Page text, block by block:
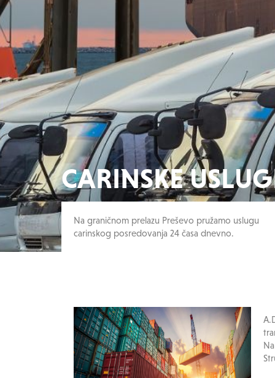
CARINSKE
Na graničnom prelazu Preševo pružamo uslugu
carinskog posredovanja 24 časa dnevno.